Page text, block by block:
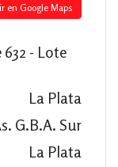
en Google Maps
632 - Lote
La Plata
G.B.A. Sur
La Plata